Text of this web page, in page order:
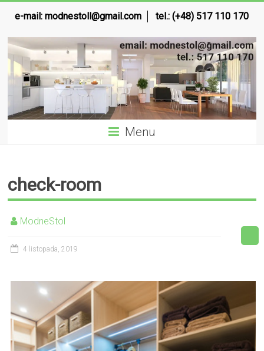
e-mail:modnestoll@gmail.com tel.: (+48) 517 110 170
Menu
check-room
ModneStol
4 listopada, 2019